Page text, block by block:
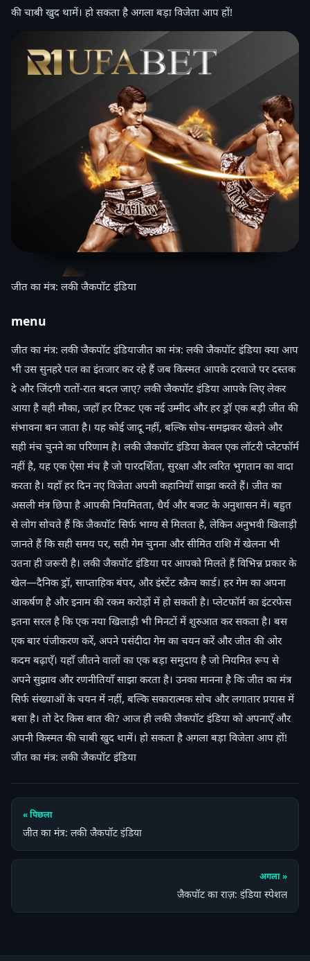
की चाबी खुद थामें। हो सकता है अगला बड़ा विजेता आप हों!
जीत का मंत्र: लकी जैकपॉट इंडिया
menu
जीत का मंत्र: लकी जैकपॉट इंडियाजीत का मंत्र: लकी जैकपॉट इंडिया क्या आप
भी उस सुनहरे पल का इंतजार कर रहे हैं जब किस्मत आपके दरवाजे पर दस्तक
दे और जिंदगी रातों-रात बदल जाए? लकी जैकपॉट इंडिया आपके लिए लेकर
आया है वही मौका, जहाँ हर टिकट एक नई उम्मीद और हर ड्रॉ एक बड़ी जीत की
संभावना बन जाता है। यह कोई जादू नहीं, बल्कि सोच-समझकर खेलने और
सही मंच चुनने का परिणाम है। लकी जैकपॉट इंडिया केवल एक लॉटरी प्लेटफॉर्म
नहीं है, यह एक ऐसा मंच है जो पारदर्शिता, सुरक्षा और त्वरित भुगतान का वादा
करता है। यहाँ हर दिन नए विजेता अपनी कहानियाँ साझा करते हैं। जीत का
असली मंत्र छिपा है आपकी नियमितता, धैर्य और बजट के अनुशासन में। बहुत
से लोग सोचते हैं कि जैकपॉट सिर्फ भाग्य से मिलता है, लेकिन अनुभवी खिलाड़ी
जानते हैं कि सही समय पर, सही गेम चुनना और सीमित राशि में खेलना भी
उतना ही जरूरी है। लकी जैकपॉट इंडिया पर आपको मिलते हैं विभिन्न प्रकार के
खेल—दैनिक ड्रॉ, साप्ताहिक बंपर, और इंस्टेंट स्क्रैच कार्ड। हर गेम का अपना
आकर्षण है और इनाम की रकम करोड़ों में हो सकती है। प्लेटफॉर्म का इंटरफेस
इतना सरल है कि एक नया खिलाड़ी भी मिनटों में शुरुआत कर सकता है। बस
एक बार पंजीकरण करें, अपने पसंदीदा गेम का चयन करें और जीत की ओर
कदम बढ़ाएँ। यहाँ जीतने वालों का एक बड़ा समुदाय है जो नियमित रूप से
अपने सुझाव और रणनीतियाँ साझा करता है। उनका मानना है कि जीत का मंत्र
सिर्फ संख्याओं के चयन में नहीं, बल्कि सकारात्मक सोच और लगातार प्रयास में
बसा है। तो देर किस बात की? आज ही लकी जैकपॉट इंडिया को अपनाएँ और
अपनी किस्मत की चाबी खुद थामें। हो सकता है अगला बड़ा विजेता आप हों!
जीत का मंत्र: लकी जैकपॉट इंडिया
« पिछला
जीत का मंत्र: लकी जैकपॉट इंडिया
अगला »
जैकपॉट का राज़: इंडिया स्पेशल